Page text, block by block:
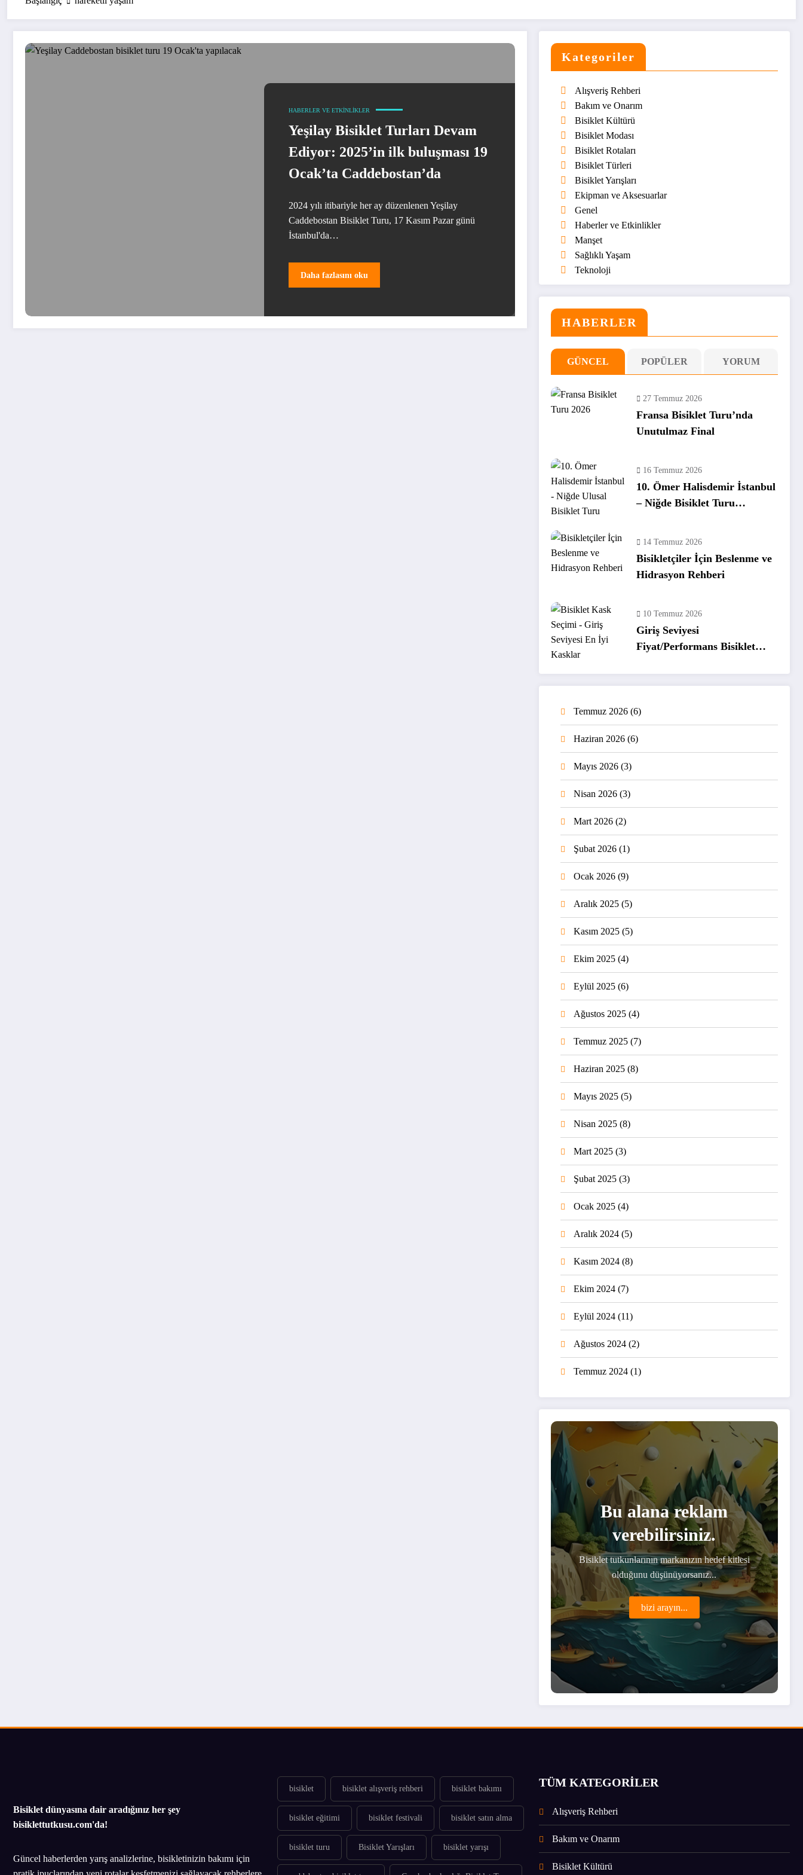
HABERLER VE ETKINLIKLER
Yeşilay Bisiklet Turları Devam
Ediyor: 2025’in ilk buluşması 19
Ocak’ta Caddebostan’da
2024 yılı itibariyle her ay düzenlenen Yeşilay
Caddebostan Bisiklet Turu, 17 Kasım Pazar günü
İstanbul'da…
Daha fazlasını oku
Kategoriler
Alışveriş Rehberi
Bakım ve Onarım
Bisiklet Kültürü
Bisiklet Modası
Bisiklet Rotaları
Bisiklet Türleri
Bisiklet Yarışları
Ekipman ve Aksesuarlar
Genel
Haberler ve Etkinlikler
Manşet
Sağlıklı Yaşam
Teknoloji
HABERLER
GÜNCEL POPÜLER YORUM
27 Temmuz 2026
Fransa Bisiklet Turu’nda
Unutulmaz Final
16 Temmuz 2026
10. Ömer Halisdemir İstanbul
– Niğde Bisiklet Turu
14 Temmuz 2026
Bisikletçiler İçin Beslenme ve
Hidrasyon Rehberi
10 Temmuz 2026
Giriş Seviyesi
Fiyat/Performans Bisiklet
Temmuz 2026 (6)
Haziran 2026 (6)
Mayıs 2026 (3)
Nisan 2026 (3)
Mart 2026 (2)
Şubat 2026 (1)
Ocak 2026 (9)
Aralık 2025 (5)
Kasım 2025 (5)
Ekim 2025 (4)
Eylül 2025 (6)
Ağustos 2025 (4)
Temmuz 2025 (7)
Haziran 2025 (8)
Mayıs 2025 (5)
Nisan 2025 (8)
Mart 2025 (3)
Şubat 2025 (3)
Ocak 2025 (4)
Aralık 2024 (5)
Kasım 2024 (8)
Ekim 2024 (7)
Eylül 2024 (11)
Ağustos 2024 (2)
Temmuz 2024 (1)
Bu alana reklam
verebilirsiniz.
Bisiklet tutkunlarının markanızın hedef kitlesi
olduğunu düşünüyorsanız...
bizi arayın...
Bisiklet dünyasına dair aradığınız her şey
bisiklettutkusu.com'da!
Güncel haberlerden yarış analizlerine, bisikletinizin bakımı için
bisiklet bisiklet alışveriş rehberi bisiklet bakımı
bisiklet eğitimi bisiklet festivali bisiklet satın alma
bisiklet turu Bisiklet Yarışları bisiklet yarışı
TÜM KATEGORİLER
Alışveriş Rehberi
Bakım ve Onarım
Bisiklet Kültürü